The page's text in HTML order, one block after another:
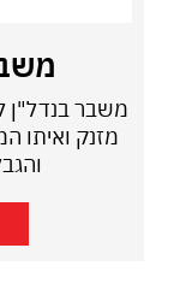
משבר בנדל"ן
מזנק ואיתו